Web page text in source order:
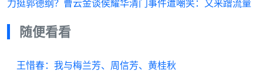
力挺郭德纲？曹云金谈侯耀华清门事件遭嘲笑：又来蹭流量
随便看看
王惜春：我与梅兰芳、周信芳、黄桂秋